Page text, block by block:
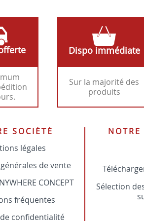
Dispo immédiate
Sur la majorité des
produits
SOCIÉTÉ
légales
de vente
CONCEPT
fréquentes
confidentialité
NOTRE
Sélection